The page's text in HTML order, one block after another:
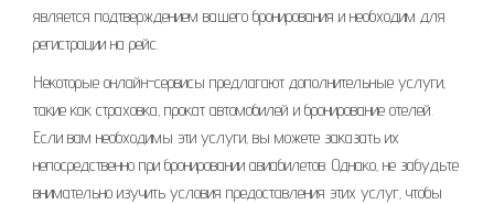
является подтверждением вашего бронирования и необходим для
регистрации на рейс.
Некоторые онлайн-сервисы предлагают дополнительные услуги‚
такие как страховка‚ прокат автомобилей и бронирование отелей.
Если вам необходимы эти услуги‚ вы можете заказать их
непосредственно при бронировании авиабилетов. Однако‚ не забудьте
внимательно изучить условия предоставления этих услуг‚ чтобы